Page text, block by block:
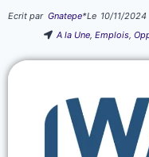
Ecrit par Gnatepe*Le 10/11/2024
A la Une,Emplois,